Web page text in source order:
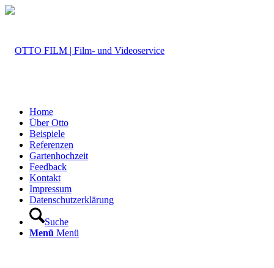
Home
Über Otto
Beispiele
Referenzen
Gartenhochzeit
Feedback
Kontakt
Impressum
Datenschutzerklärung
Suche
Menü Menü